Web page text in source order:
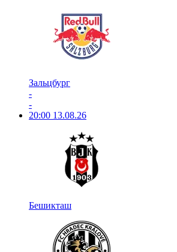
Зальцбург
-
-
20:00 13.08.26
Бешикташ